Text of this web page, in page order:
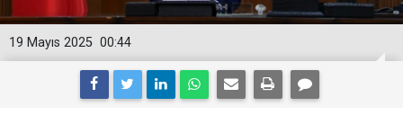
00:44
19 Mayıs 2025